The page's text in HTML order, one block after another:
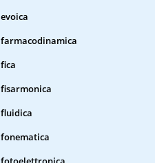
evoica
farmacodinamica
fica
fisarmonica
fluidica
fonematica